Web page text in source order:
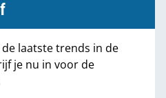
laatste trends in de
je nu in voor de